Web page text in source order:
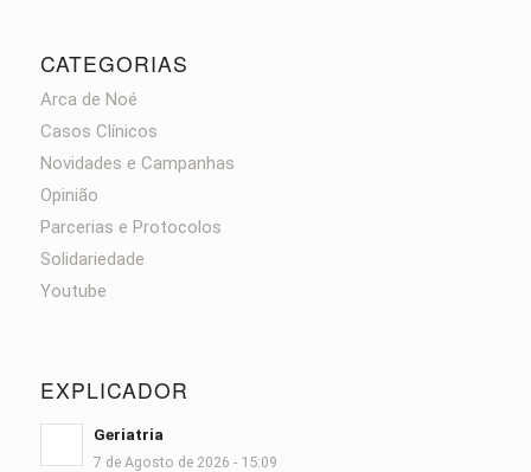
CATEGORIAS
Arca de Noé
Casos Clínicos
Novidades e Campanhas
Opinião
Parcerias e Protocolos
Solidariedade
Youtube
EXPLICADOR
Geriatria
7 de Agosto de 2026 - 15:09